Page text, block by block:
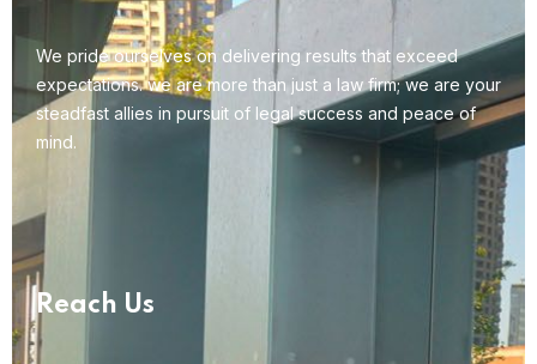
We pride ourselves on delivering results that exceed
expectations. we are more than just a law firm; we are your
steadfast allies in pursuit of legal success and peace of
mind.
Reach Us